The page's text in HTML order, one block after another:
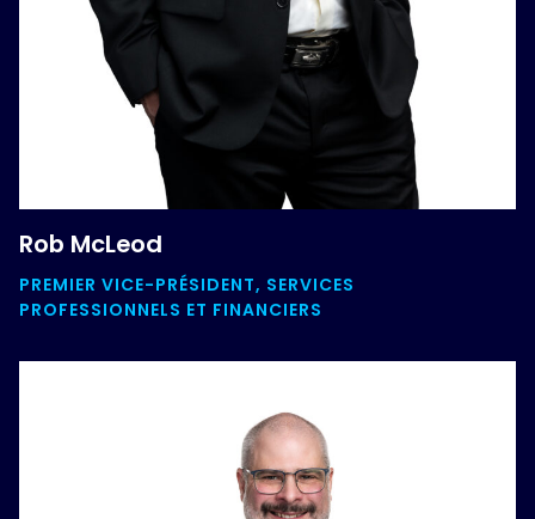
Rob McLeod
PREMIER VICE-PRÉSIDENT, SERVICES
PROFESSIONNELS ET FINANCIERS